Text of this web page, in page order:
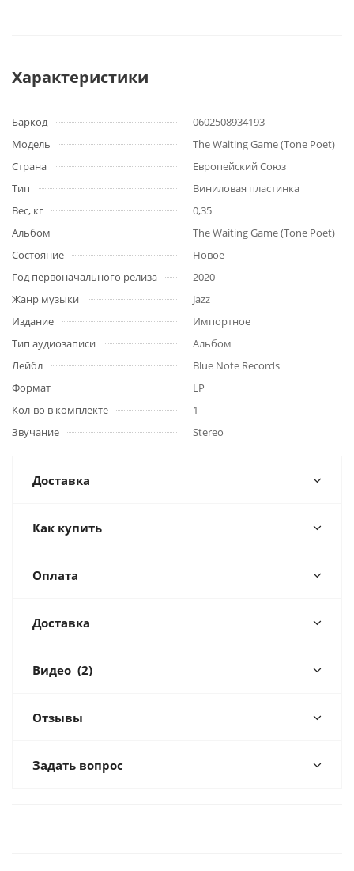
Характеристики
Баркод
0602508934193
Модель
The Waiting Game (Tone Poet)
Страна
Европейский Союз
Тип
Виниловая пластинка
Вес, кг
0,35
Альбом
The Waiting Game (Tone Poet)
Состояние
Новое
Год первоначального релиза
2020
Жанр музыки
Jazz
Издание
Импортное
Тип аудиозаписи
Альбом
Лейбл
Blue Note Records
Формат
LP
Кол-во в комплекте
1
Звучание
Stereo
Доставка
Как купить
Оплата
Доставка
Видео (2)
Отзывы
Задать вопрос